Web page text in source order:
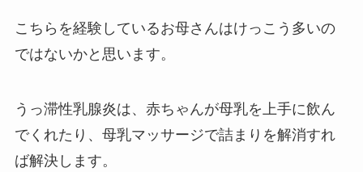
こちらを経験しているお母さんはけっこう多いの
ではないかと思います。
うっ滞性乳腺炎は、赤ちゃんが母乳を上手に飲ん
でくれたり、母乳マッサージで詰まりを解消すれ
ば解決します。